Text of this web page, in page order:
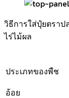
วิธีการใส่ปุ๋ยตรา
ไร่ไม้ผล
ประเภทของพืช
อ้อย